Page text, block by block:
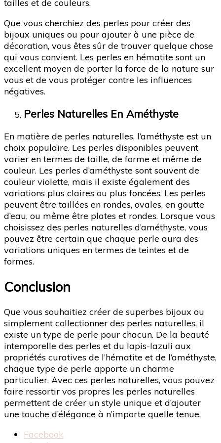
tailles et de couleurs.
Que vous cherchiez des perles pour créer des
bijoux uniques ou pour ajouter à une pièce de
décoration, vous êtes sûr de trouver quelque chose
qui vous convient. Les perles en hématite sont un
excellent moyen de porter la force de la nature sur
vous et de vous protéger contre les influences
négatives.
Perles Naturelles En Améthyste
En matière de perles naturelles, l’améthyste est un
choix populaire. Les perles disponibles peuvent
varier en termes de taille, de forme et même de
couleur. Les perles d’améthyste sont souvent de
couleur violette, mais il existe également des
variations plus claires ou plus foncées. Les perles
peuvent être taillées en rondes, ovales, en goutte
d’eau, ou même être plates et rondes. Lorsque vous
choisissez des perles naturelles d’améthyste, vous
pouvez être certain que chaque perle aura des
variations uniques en termes de teintes et de
formes.
Conclusion
Que vous souhaitiez créer de superbes bijoux ou
simplement collectionner des perles naturelles, il
existe un type de perle pour chacun. De la beauté
intemporelle des perles et du lapis-lazuli aux
propriétés curatives de l’hématite et de l’améthyste,
chaque type de perle apporte un charme
particulier. Avec ces perles naturelles, vous pouvez
faire ressortir vos propres les perles naturelles
permettent de créer un style unique et d’ajouter
une touche d’élégance à n’importe quelle tenue.
PartagerFacebook